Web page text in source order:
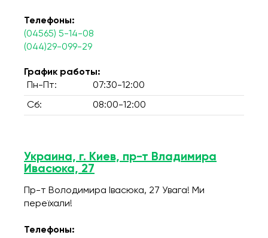
Телефоны:
(04565) 5-14-08
(044)29-099-29
График работы:
Пн-Пт:
07:30-12:00
Сб: 08:00-12:00
Украина, г. Киев, пр-т Владимира
Ивасюка, 27
Пр-т Володимира Івасюка, 27 Увага! Ми
переїхали!
Телефоны: